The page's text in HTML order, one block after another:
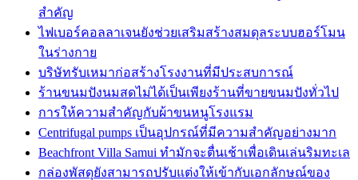
สำคัญ
ไฟเบอร์คอลลาเจนยังช่วยเสริมสร้างสมดุลระบบฮอร์โมน
ในร่างกาย
บริษัทรับเหมาก่อสร้างโรงงานที่มีประสบการณ์
ร้านขนมปังนมสดไม่ได้เป็นเพียงร้านที่ขายขนมปังทั่วไป
การให้ความสำคัญกับผ้าขนหนูโรงแรม
Centrifugal pumps เป็นอุปกรณ์ที่มีความสำคัญอย่างมาก
Beachfront Villa Samui ทำมักจะตื่นเช้าเพื่อเดินเล่นริมทะเล
กล่องพัสดุยังสามารถปรับแต่งให้เข้ากับเอกลักษณ์ของ